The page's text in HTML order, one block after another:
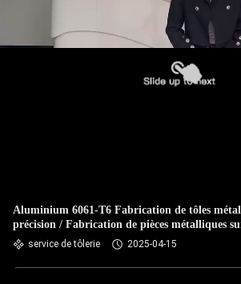
Aluminium 6061-T6 Fabrication de tôles
précision / Fabrication de pièces métalliques
service de tôlerie 2025-04-15